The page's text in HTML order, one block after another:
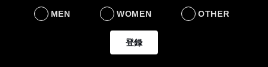
MEN WOMEN OTHER
登録